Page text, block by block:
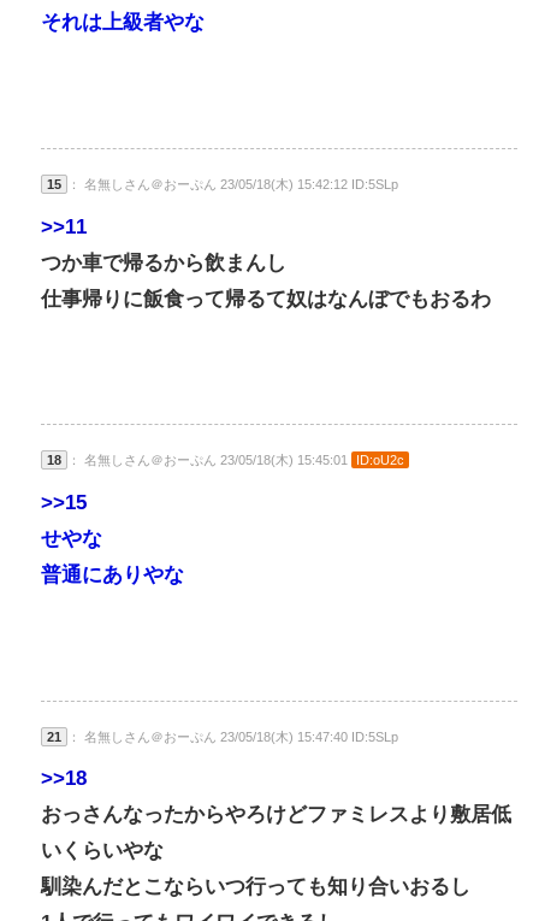
それは上級者やな
15 ： 名無しさん＠おーぷん 23/05/18(木) 15:42:12 ID:5SLp
>>11
つか車で帰るから飲まんし
仕事帰りに飯食って帰るて奴はなんぼでもおるわ
18 ： 名無しさん＠おーぷん 23/05/18(木) 15:45:01 ID:oU2c
>>15
せやな
普通にありやな
21 ： 名無しさん＠おーぷん 23/05/18(木) 15:47:40 ID:5SLp
>>18
おっさんなったからやろけどファミレスより敷居低
いくらいやな
馴染んだとこならいつ行っても知り合いおるし